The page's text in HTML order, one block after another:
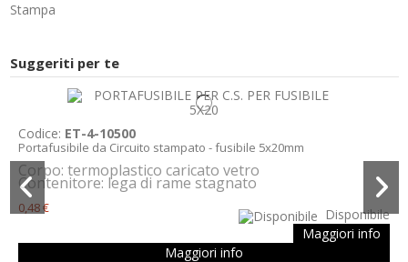
Stampa
Suggeriti per te
Codice: ET-4-10500
Portafusibile da Circuito stampato - fusibile 5x20mm
Corpo: termoplastico caricato vetro
Contenitore: lega di rame stagnato
0,48 €
Disponibile
Maggiori info
Maggiori info